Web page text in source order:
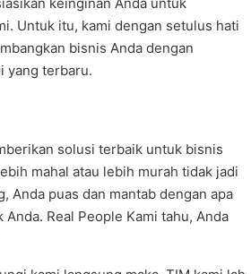
keinginan Anda untuk
Untuk itu, kami dengan setulus hati
bisnis Anda dengan
yang terbaru.
solusi terbaik untuk bisnis
mahal atau lebih murah tidak jadi
Anda puas dan mantab dengan apa
Real People Kami tahu, Anda